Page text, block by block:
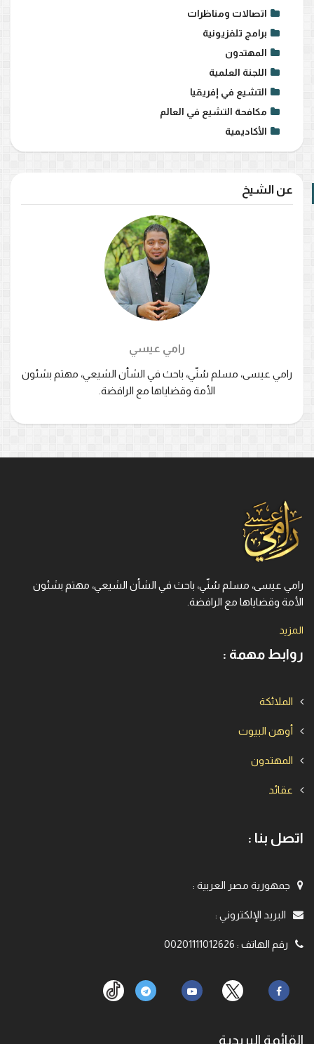
اتصالات ومناظرات
برامج تلفزيونية
المهتدون
اللجنة العلمية
التشيع في إفريقيا
مكافحة التشيع في العالم
الأكاديمية
عن الشيخ
رامي عيسي
رامي عيسى، مسلم سُنّي، باحث في الشأن الشيعي، مهتم بشئون
الأمة وقضاياها مع الرافضة.
رامي عيسى، مسلم سُنّي، باحث في الشأن الشيعي، مهتم بشئون
الأمة وقضاياها مع الرافضة.
المزيد
روابط مهمة :
الملائكة
أوهن البيوت
المهتدون
عقائد
اتصل بنا :
جمهورية مصر العربية :
البريد الإلكتروني :
رقم الهاتف :
00201111012626
القائمة البريدية